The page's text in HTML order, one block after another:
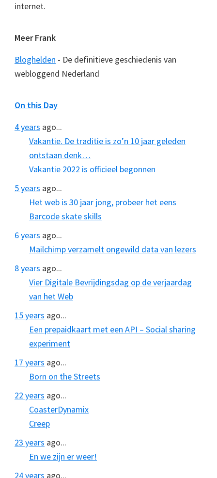
internet.
Meer Frank
Bloghelden - De definitieve geschiedenis van
webloggend Nederland
On this Day
4 years ago...
Vakantie. De traditie is zo’n 10 jaar geleden
ontstaan denk…
Vakantie 2022 is officieel begonnen
5 years ago...
Het web is 30 jaar jong, probeer het eens
Barcode skate skills
6 years ago...
Mailchimp verzamelt ongewild data van lezers
8 years ago...
Vier Digitale Bevrijdingsdag op de verjaardag
van het Web
15 years ago...
Een prepaidkaart met een API – Social sharing
experiment
17 years ago...
Born on the Streets
22 years ago...
CoasterDynamix
Creep
23 years ago...
En we zijn er weer!
24 years ago...